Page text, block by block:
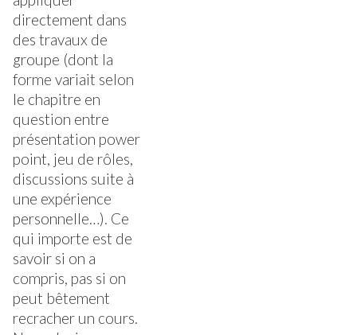
directement dans
des travaux de
groupe (dont la
forme variait selon
le chapitre en
question entre
présentation power
point, jeu de rôles,
discussions suite à
une expérience
personnelle…). Ce
qui importe est de
savoir si on a
compris, pas si on
peut bêtement
recracher un cours.